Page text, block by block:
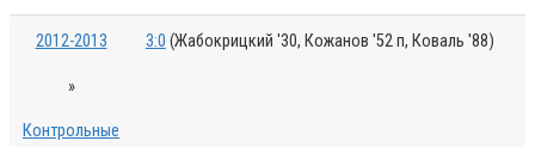
2012-2013
»
Контрольные
3:0 (Жабокрицкий '30, Кожанов '52 п, Коваль '88)